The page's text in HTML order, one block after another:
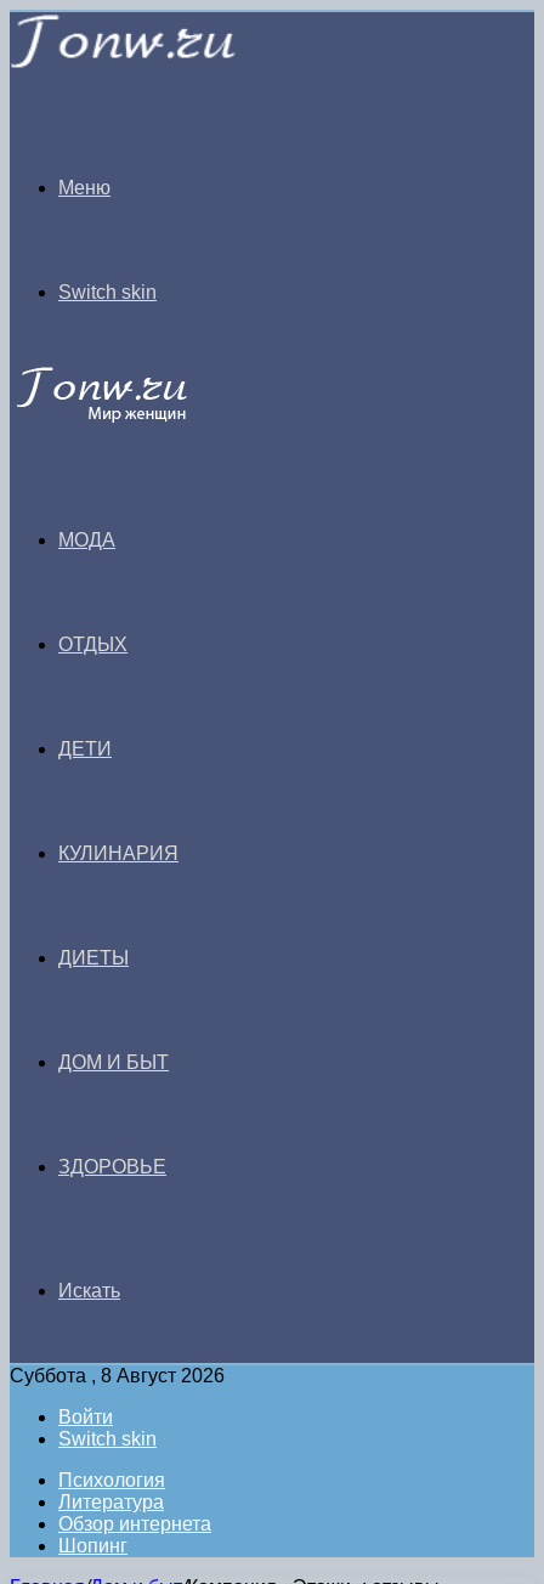
Меню
Switch skin
МОДА
ОТДЫХ
ДЕТИ
КУЛИНАРИЯ
ДИЕТЫ
ДОМ И БЫТ
ЗДОРОВЬЕ
Искать
Суббота , 8 Август 2026
Войти
Switch skin
Психология
Литература
Обзор интернета
Шопинг